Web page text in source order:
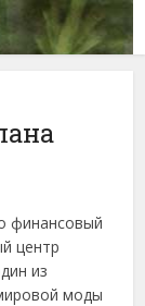
финансовый
центр
из
моды